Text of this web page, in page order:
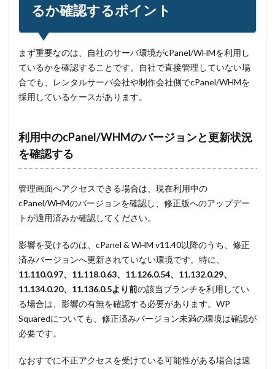
るか確認するポイント
まず重要なのは、自社のサーバ環境がcPanel/WHMを利用し
ているかを確認することです。自社で直接管理していない場
合でも、レンタルサーバ会社や制作会社側でcPanel/WHMを
採用しているケースがあります。
利用中のcPanel/WHMのバージョンと更新状況
を確認する
管理画面へアクセスできる場合は、現在利用中の
cPanel/WHMのバージョンを確認し、修正版へのアップデー
トが適用済みか確認してください。
影響を受けるのは、cPanel & WHM v11.40以降のうち、修正
済みバージョンへ更新されていない環境です。特に、
11.110.0.97、11.118.0.63、11.126.0.54、11.132.0.29、
11.134.0.20、11.136.0.5より前の該当ブランチを利用してい
る場合は、影響の有無を確認する必要があります。WP
Squaredについても、修正済みバージョン未満の環境は確認が
必要です。
なおすでに不正アクセスを受けている可能性がある場合は速